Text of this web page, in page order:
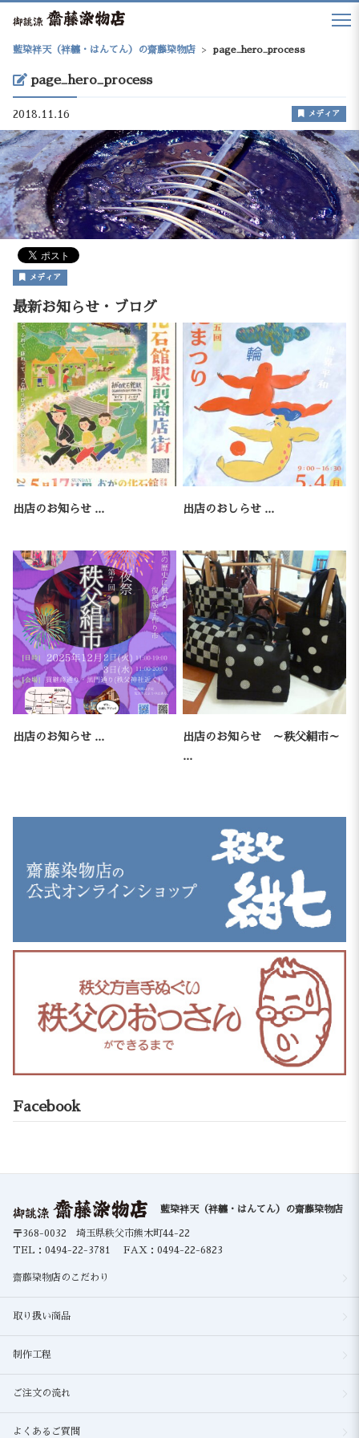
藍染袢天（袢纏・はんてん）の齋藤染物店 > page_hero_process
page_hero_process
2018.11.16 メディア
メディア
最新お知らせ・ブログ
出店のお知らせ ... 出店のおしらせ ...
出店のお知らせ ...
出店のお知らせ ～秩父絹市～
...
Facebook
藍染袢天（袢纏・はんてん）の齋藤染物店
〒368-0032 埼玉県秩父市熊木町44-22
TEL： 0494-22-3781 FAX：0494-22-6823
齋藤染物店のこだわり
取り扱い商品
制作工程
ご注文の流れ
よくあるご質問